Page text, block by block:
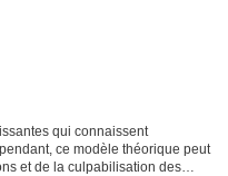
qui connaissent
ce modèle théorique peut
et de la culpabilisation des